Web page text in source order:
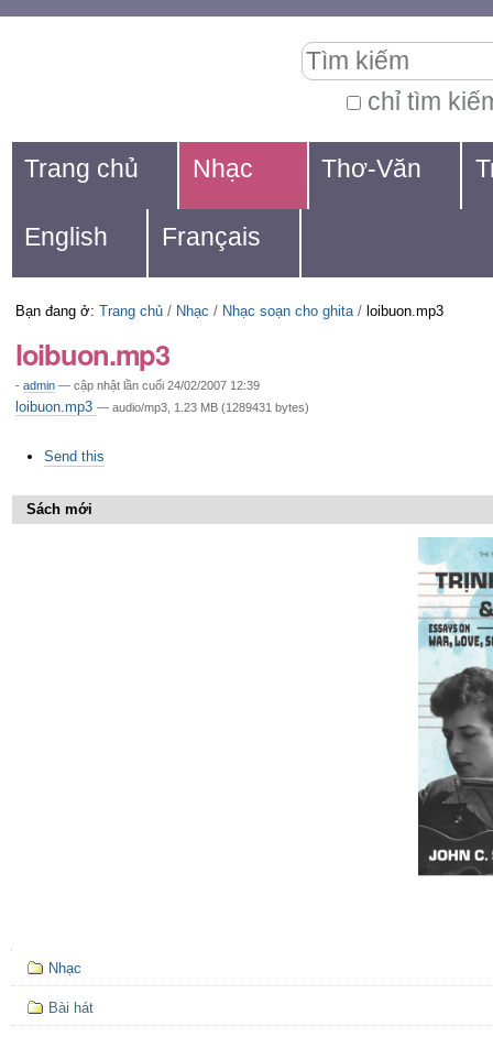
dung.
đến
mục
định
hướng
cá
nhân
chỉ tìm
kiếm
Navigation
Trang chủ Nhạc Thơ-Văn
English Français
Bạn đang ở: Trang chủ / Nhạc / Nhạc soạn cho ghita / loibuon.mp3
loibuon.mp3
- admin — cập nhật lần cuối 24/02/2007 12:39
loibuon.mp3 — audio/mp3, 1.23 MB (1289431 bytes)
thao
trên
Tài
Send this
Sách mới
Mục
định
hướng
Nhạc
Bài hát